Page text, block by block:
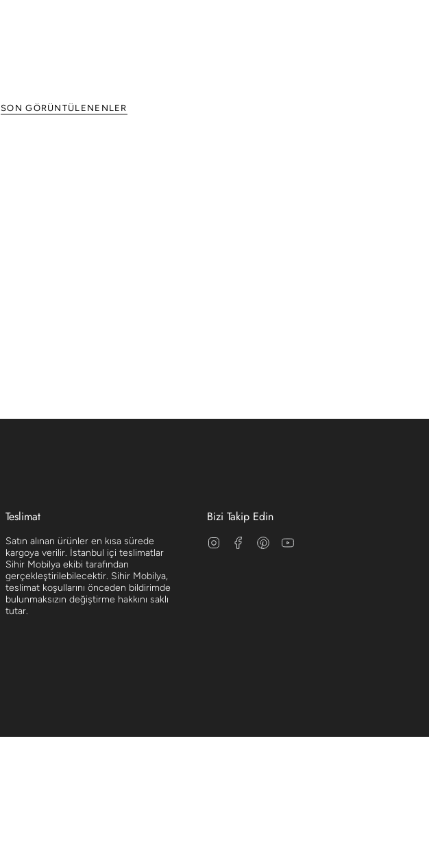
SON GÖRÜNTÜLENENLER
Teslimat
Satın alınan ürünler en kısa sürede
kargoya verilir. İstanbul içi teslimatlar
Sihir Mobilya ekibi tarafından
gerçekleştirilebilecektir. Sihir Mobilya,
teslimat koşullarını önceden bildirimde
bulunmaksızın değiştirme hakkını saklı
tutar.
Bizi Takip Edin
InstagramFacebook
PinterestYouTube